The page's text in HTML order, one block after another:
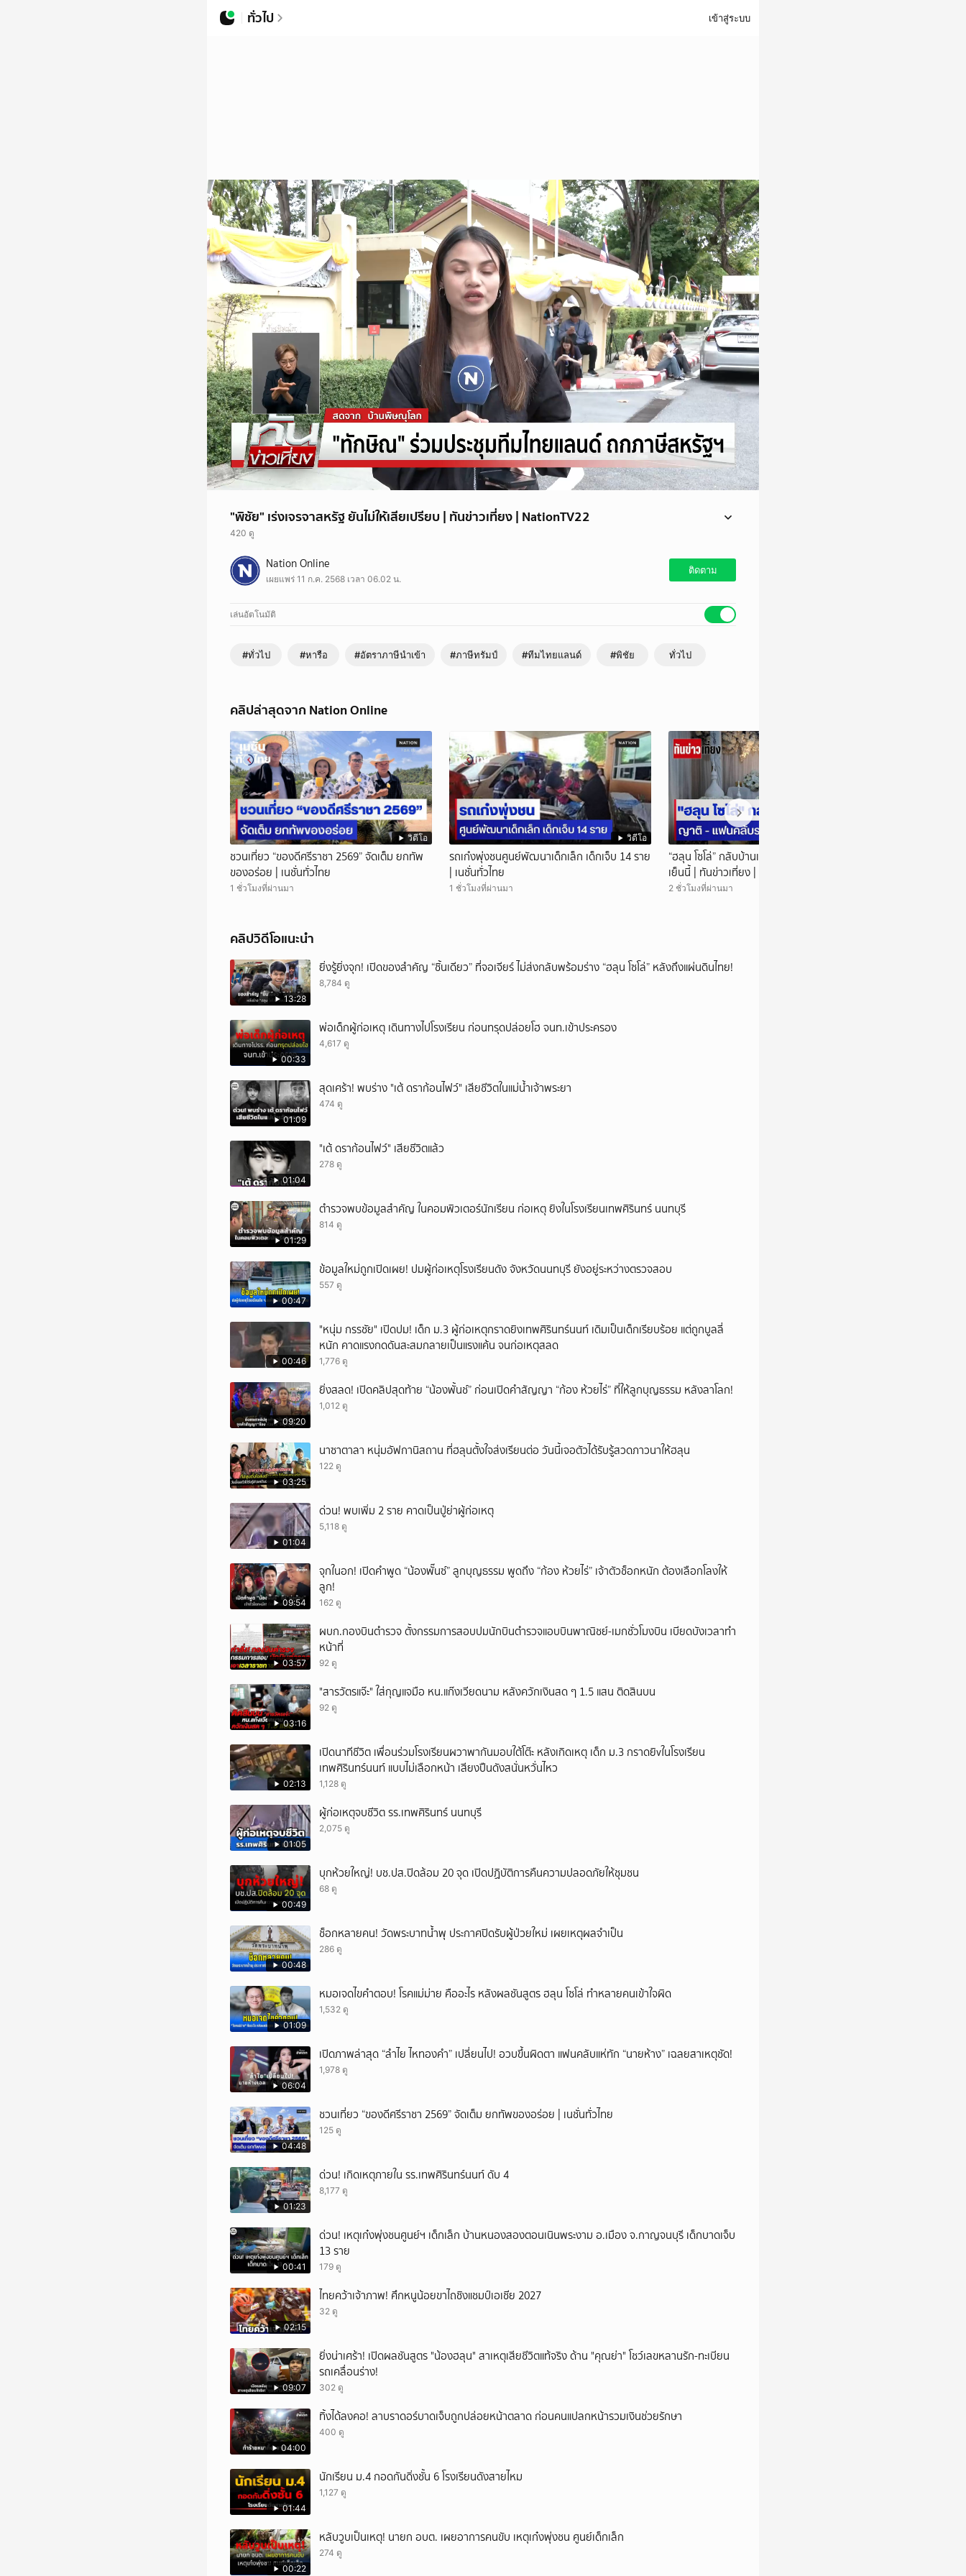
ทั่วไป เข้าสู่ระบบ
"พิชัย" เร่งเจรจาสหรัฐ ยันไม่ให้เสียเปรียบ | ทันข่าวเที่ยง | NationTV22
420 ดู
"พิชัย" เร่งเจรจาสหรัฐ ยันไม่ให้เสียเปรียบ | ทันข่าวเที่ยง | NationTV22
ที่บ้านพิษณุโลก ทีมไทยแลนด์ ร่วมกับทีมที่ปรึกษานโยบายของนายกรัฐมนตรี และรัฐมนตรีที่เกี่ยวข้องนัดประชุมหารือ เพื่อรับมือ
กรณีนายโดนัลด์ ทรัมป์ ประธานาธิบดีสหรัฐ เผยแพร่จดหมายแจ้งอัตราภาษีนำเข้า และกำหนดเรียกเก็บไทยที่ 36% ตามเดิม แต่
#พิชัย #ภาษีทรัมป์ #หารือ #อัตราภาษีนำเข้า #ทีมไทยแลนด์
Nation Online
เผยแพร่ 11 ก.ค. 2568 เวลา 06.02 น.
ติดตาม
เล่นอัตโนมัติ
#ทั่วไป #หารือ #อัตราภาษีนำเข้า #ภาษีทรัมป์ #ทีมไทยแลนด์ #พิชัย ทั่วไป
คลิปล่าสุดจาก Nation Online
วิดีโอ
ชวนเที่ยว “ของดีศรีราชา 2569” จัดเต็ม ยกทัพ
ของอร่อย | เนชั่นทั่วไทย
1 ชั่วโมงที่ผ่านมา
วิดีโอ
รถเก๋งพุ่งชนศูนย์พัฒนาเด็กเล็ก เด็กเจ็บ 14 ราย
| เนชั่นทั่วไทย
1 ชั่วโมงที่ผ่านมา
“ฮลุน โซโล่” กลับบ้านเกิด! ญาติ-แฟนคลับรอรับ
เย็นนี้ | ทันข่าวเที่ยง | 7 ส.ค. 69 | NationTV22
2 ชั่วโมงที่ผ่านมา
คลิปวิดีโอแนะนำ
13:28
ยิ่งรู้ยิ่งจุก! เปิดของสำคัญ “ชิ้นเดียว” ที่จอเจียร์ ไม่ส่งกลับพร้อมร่าง “ฮลุน โซโล่” หลังถึงแผ่นดินไทย!
8,784 ดู
00:33
พ่อเด็กผู้ก่อเหตุ เดินทางไปโรงเรียน ก่อนทรุดปล่อยโฮ จนท.เข้าประครอง
4,617 ดู
01:09
สุดเศร้า! พบร่าง "เต้ ดราก้อนไฟว์" เสียชีวิตในแม่น้ำเจ้าพระยา
474 ดู
01:04
"เต้ ดราก้อนไฟว์" เสียชีวิตแล้ว
278 ดู
01:29
ตำรวจพบข้อมูลสำคัญ ในคอมพิวเตอร์นักเรียน ก่อเหตุ ยิงในโรงเรียนเทพศิรินทร์ นนทบุรี
814 ดู
00:47
ข้อมูลใหม่ถูกเปิดเผย! ปมผู้ก่อเหตุโรงเรียนดัง จังหวัดนนทบุรี ยังอยู่ระหว่างตรวจสอบ
557 ดู
00:46
"หนุ่ม กรรชัย" เปิดปม! เด็ก ม.3 ผู้ก่อเหตุกราดยิงเทพศิรินทร์นนท์ เดิมเป็นเด็กเรียบร้อย แต่ถูกบูลลี่
หนัก คาดแรงกดดันสะสมกลายเป็นแรงแค้น จนก่อเหตุสลด
1,776 ดู
09:20
ยิ่งสลด! เปิดคลิปสุดท้าย “น้องพั้นช์” ก่อนเปิดคำสัญญา “ก้อง ห้วยไร่” ที่ให้ลูกบุญธรรม หลังลาโลก!
1,012 ดู
03:25
นาซาตาลา หนุ่มอัฟกานิสถาน ที่ฮลุนตั้งใจส่งเรียนต่อ วันนี้เจอตัวได้รับรู้สวดภาวนาให้ฮลุน
122 ดู
01:04
ด่วน! พบเพิ่ม 2 ราย คาดเป็นปู่ย่าผู้ก่อเหตุ
5,118 ดู
09:54
จุกในอก! เปิดคำพูด “น้องพั๊นซ์” ลูกบุญธรรม พูดถึง “ก้อง ห้วยไร่” เจ้าตัวช็อกหนัก ต้องเลือกโลงให้
ลูก!
162 ดู
03:57
ผบก.กองบินตำรวจ ตั้งกรรมการสอบปมนักบินตำรวจแอบบินพาณิชย์-เมกชั่วโมงบิน เบียดบังเวลาทำ
หน้าที่
92 ดู
03:16
"สารวัตรแจ๊ะ" ใส่กุญแจมือ หน.แก๊งเวียดนาม หลังควักเงินสด ๆ 1.5 แสน ติดสินบน
92 ดู
02:13
เปิดนาทีชีวิต เพื่อนร่วมโรงเรียนผวาพากันมอบใต้โต๊ะ หลังเกิดเหตุ เด็ก ม.3 กราดยิvในโรงเรียน
เทพศิรินทร์นนท์ แบบไม่เลือกหน้า เสียงปืนดังสนั่นหวั่นไหว
1,128 ดู
01:05
ผู้ก่อเหตุจบชีวิต รร.เทพศิรินทร์ นนทบุรี
2,075 ดู
00:49
บุกห้วยใหญ่! บช.ปส.ปิดล้อม 20 จุด เปิดปฏิบัติการคืนความปลอดภัยให้ชุมชน
68 ดู
00:48
ช็อกหลายคน! วัดพระบาทน้ำพุ ประกาศปิดรับผู้ป่วยใหม่ เผยเหตุผลจำเป็น
286 ดู
01:09
หมอเจดไขคำตอบ! โรคแม่ม่าย คืออะไร หลังผลชันสูตร ฮลุน โซโล่ ทำหลายคนเข้าใจผิด
1,532 ดู
06:04
เปิดภาพล่าสุด “ลำไย ไหทองคำ” เปลี่ยนไป! อวบขึ้นผิดตา แฟนคลับแห่ทัก “นายห้าง” เฉลยสาเหตุชัด!
1,978 ดู
04:48
ชวนเที่ยว “ของดีศรีราชา 2569” จัดเต็ม ยกทัพของอร่อย | เนชั่นทั่วไทย
125 ดู
01:23
ด่วน! เกิดเหตุภายใน รร.เทพศิรินทร์นนท์ ดับ 4
8,177 ดู
00:41
ด่วน! เหตุเก๋งพุ่งชนศูนย์ฯ เด็กเล็ก บ้านหนองสองตอนเนินพระงาม อ.เมือง จ.กาญจนบุรี เด็กบาดเจ็บ
13 ราย
179 ดู
02:15
ไทยคว้าเจ้าภาพ! ศึกหนูน้อยขาไถชิงแชมป์เอเชีย 2027
32 ดู
09:07
ยิ่งน่าเศร้า! เปิดผลชันสูตร "น้องฮลุน" สาเหตุเสียชีวิตแท้จริง ด้าน "คุณย่า" โชว์เลขหลานรัก-ทะเบียน
รถเคลื่อนร่าง!
302 ดู
04:00
ทิ้งได้ลงคอ! ลาบราดอร์บาดเจ็บถูกปล่อยหน้าตลาด ก่อนคนแปลกหน้ารวมเงินช่วยรักษา
400 ดู
01:44
นักเรียน ม.4 กอดกันดิ่งชั้น 6 โรงเรียนดังสายไหม
1,127 ดู
00:22
หลับวูบเป็นเหตุ! นายก อบต. เผยอาการคนขับ เหตุเก๋งพุ่งชน ศูนย์เด็กเล็ก
274 ดู